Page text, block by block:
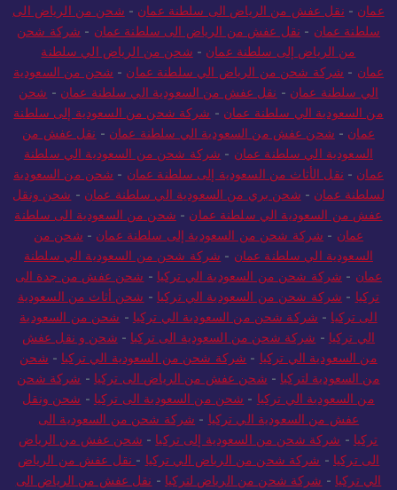
عمان - نقل عفش من الرياض الى سلطنة عمان - شحن من الرياض الى
سلطنة عمان - نقل عفش من الرياض الى سلطنة عمان - شركة شحن
من الرياض إلى سلطنة عمان - شحن من الرياض الي سلطنة
عمان - شركة شحن من الرياض الي سلطنة عمان - شحن من السعودية
الي سلطنة عمان - نقل عفش من السعودية الي سلطنة عمان - شحن
من السعودية الي سلطنة عمان - شركة شحن من السعودية إلى سلطنة
عمان - شحن عفش من السعودية الي سلطنة عمان - نقل عفش من
السعودية الي سلطنة عمان - شركة شحن من السعودية الي سلطنة
عمان - نقل الأثاث من السعودية إلى سلطنة عمان - شحن من السعودية
لسلطنة عمان - شحن بري من السعودية الي سلطنة عمان - شحن ونقل
عفش من السعودية الي سلطنة عمان - شحن من السعودية الى سلطنة
عمان - شركة شحن من السعودية إلى سلطنة عمان - شحن من
السعودية الي سلطنة عمان - شركة شحن من السعودية الي سلطنة
عمان - شركة شحن من السعودية الي تركيا - شحن عفش من جدة الى
تركيا - شركة شحن من السعودية الي تركيا - شحن أثاث من السعودية
الى تركيا - شركة شحن من السعودية الي تركيا - شحن من السعودية
الي تركيا - شركة شحن من السعودية الى تركيا - شحن و نقل عفش
من السعودية الي تركيا - شركة شحن من السعودية الي تركيا - شحن
من السعودية لتركيا - شحن عفش من الرياض الى تركيا - شركة شحن
من السعودية الي تركيا - شحن من السعودية الى تركيا - شحن ونقل
عفش من السعودية الي تركيا - شركة شحن من السعودية الى
تركيا - شركة شحن من السعودية إلى تركيا - شحن عفش من الرياض
الى تركيا - شركة شحن من الرياض الي تركيا - نقل عفش من الرياض
الي تركيا - شركة شحن من الرياض لتركيا - نقل عفش من الرياض الى